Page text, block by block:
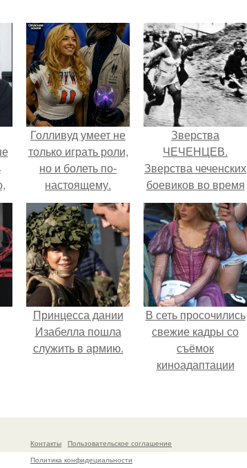
Голливуд умеет не
только играть роли,
но и болеть по-
настоящему.
Зверства
ЧЕЧЕНЦЕВ.
Зверства чеченских
боевиков во время
первой чеченской.
Принцесса дании
Изабелла пошла
служить в армию.
В сеть просочились
свежие кадры со
съёмок
киноадаптации
моментально
приковано к Тиган
Контакты
Пользовательское соглашение
Политика конфидециальности